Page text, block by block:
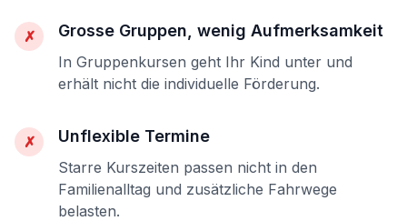
✗ Grosse Gruppen, wenig Aufmerksamkeit
In Gruppenkursen geht Ihr Kind unter und
erhält nicht die individuelle Förderung.
✗ Unflexible Termine
Starre Kurszeiten passen nicht in den
Familienalltag und zusätzliche Fahrwege
belasten.